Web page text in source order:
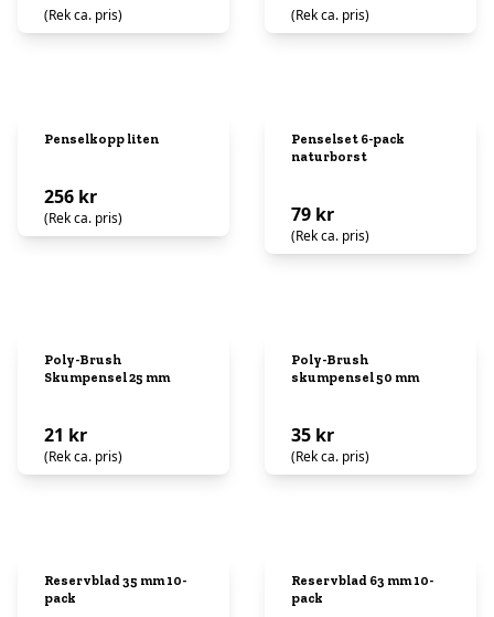
(Rek ca. pris) (Rek ca. pris)
Penselkopp liten
256 kr
(Rek ca. pris)
Penselset 6-pack
naturborst
79 kr
(Rek ca. pris)
Poly-Brush
Skumpensel 25 mm
21 kr
(Rek ca. pris)
Poly-Brush
skumpensel 50 mm
35 kr
(Rek ca. pris)
Reservblad 35 mm 10-
pack
Reservblad 63 mm 10-
pack